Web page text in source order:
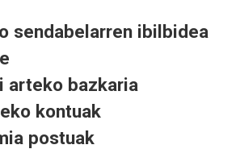
sendabelarren ibilbidea
arteko bazkaria
kontuak
postuak